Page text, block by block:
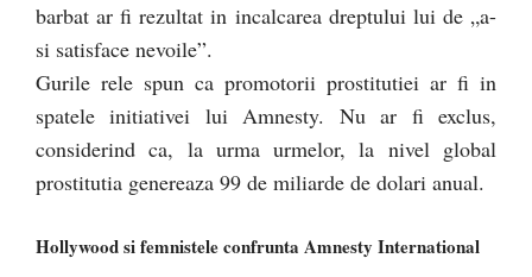
barbat ar fi rezultat in incalcarea dreptului lui de „a-
si satisface nevoile”.
Gurile rele spun ca promotorii prostitutiei ar fi in
spatele initiativei lui Amnesty. Nu ar fi exclus,
considerind ca, la urma urmelor, la nivel global
prostitutia genereaza 99 de miliarde de dolari anual.
Hollywood si femnistele confrunta Amnesty International